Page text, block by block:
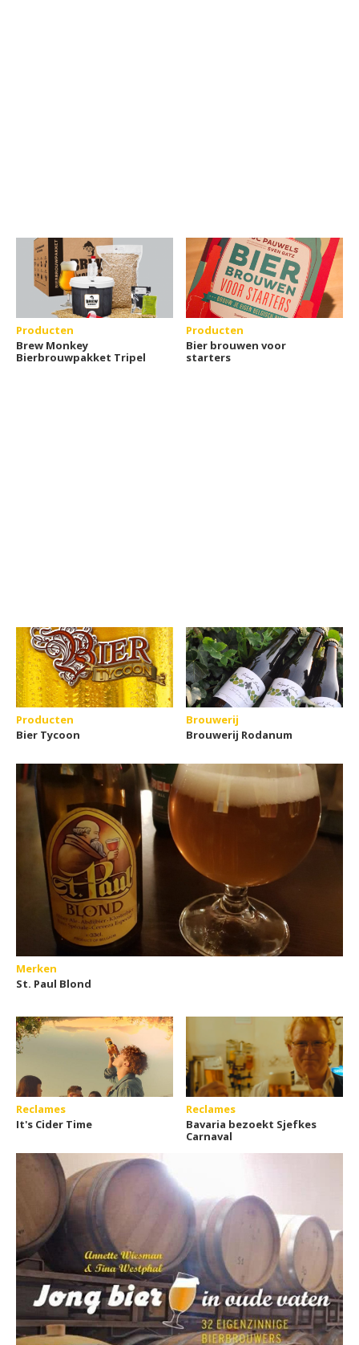
Producten
Brew Monkey
Bierbrouwpakket Tripel
Producten
Bier brouwen voor
starters
Producten
Bier Tycoon
Brouwerij
Brouwerij Rodanum
Merken
St. Paul Blond
Reclames
It's Cider Time
Reclames
Bavaria bezoekt Sjefkes
Carnaval